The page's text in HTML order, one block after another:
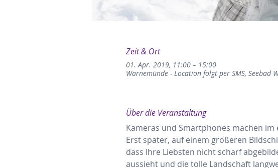
Zeit & Ort
01. Apr. 2019, 11:00 – 15:00
Warnemünde - Location folgt per SMS, Seebad
Über die Veranstaltung
Kameras und Smartphones machen
Erst später, auf einem größeren
dass Ihre Liebsten nicht scharf
aussieht und die tolle Landschaft